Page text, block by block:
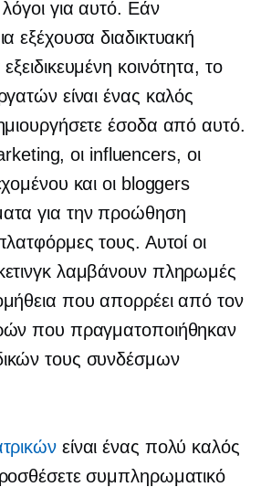
για αυτό. Εάν
εξέχουσα διαδικτυακή
κοινότητα, το
είναι ένας καλός
έσοδα από αυτό.
οι influencers, οι
και οι bloggers
για την προώθηση
τους. Αυτοί οι
λαμβάνουν πληρωμές
που απορρέει από τον
που πραγματοποιήθηκαν
τους συνδέσμων
είναι ένας πολύ καλός
συμπληρωματικό